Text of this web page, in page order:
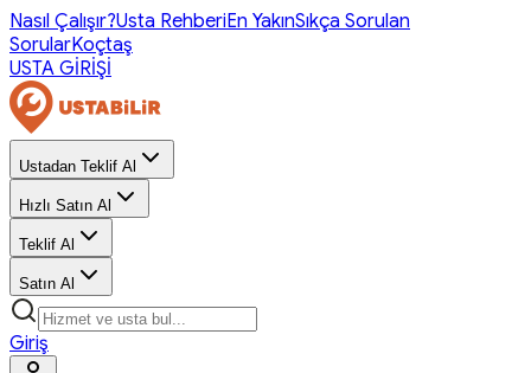
Nasıl Çalışır?Usta RehberiEn YakınSıkça Sorulan
SorularKoçtaş
USTA GİRİŞİ
Ustadan Teklif Al
Hızlı Satın Al
Teklif Al
Satın Al
Giriş